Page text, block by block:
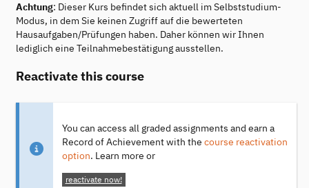
Achtung: Dieser Kurs befindet sich aktuell im Selbststudium-
Modus, in dem Sie keinen Zugriff auf die bewerteten
Hausaufgaben/Prüfungen haben. Daher können wir Ihnen
lediglich eine Teilnahmebestätigung ausstellen.
Reactivate this course
You can access all graded assignments and earn a
Record of Achievement with the course reactivation
option. Learn more or
reactivate now!